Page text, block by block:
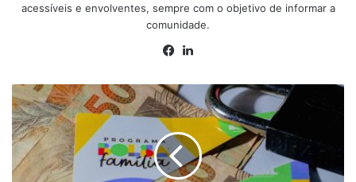
acessíveis e envolventes, sempre com o objetivo de informar a
comunidade.
Facebook
Caiu
no
CORTE
HOJE
(15)?
Tem